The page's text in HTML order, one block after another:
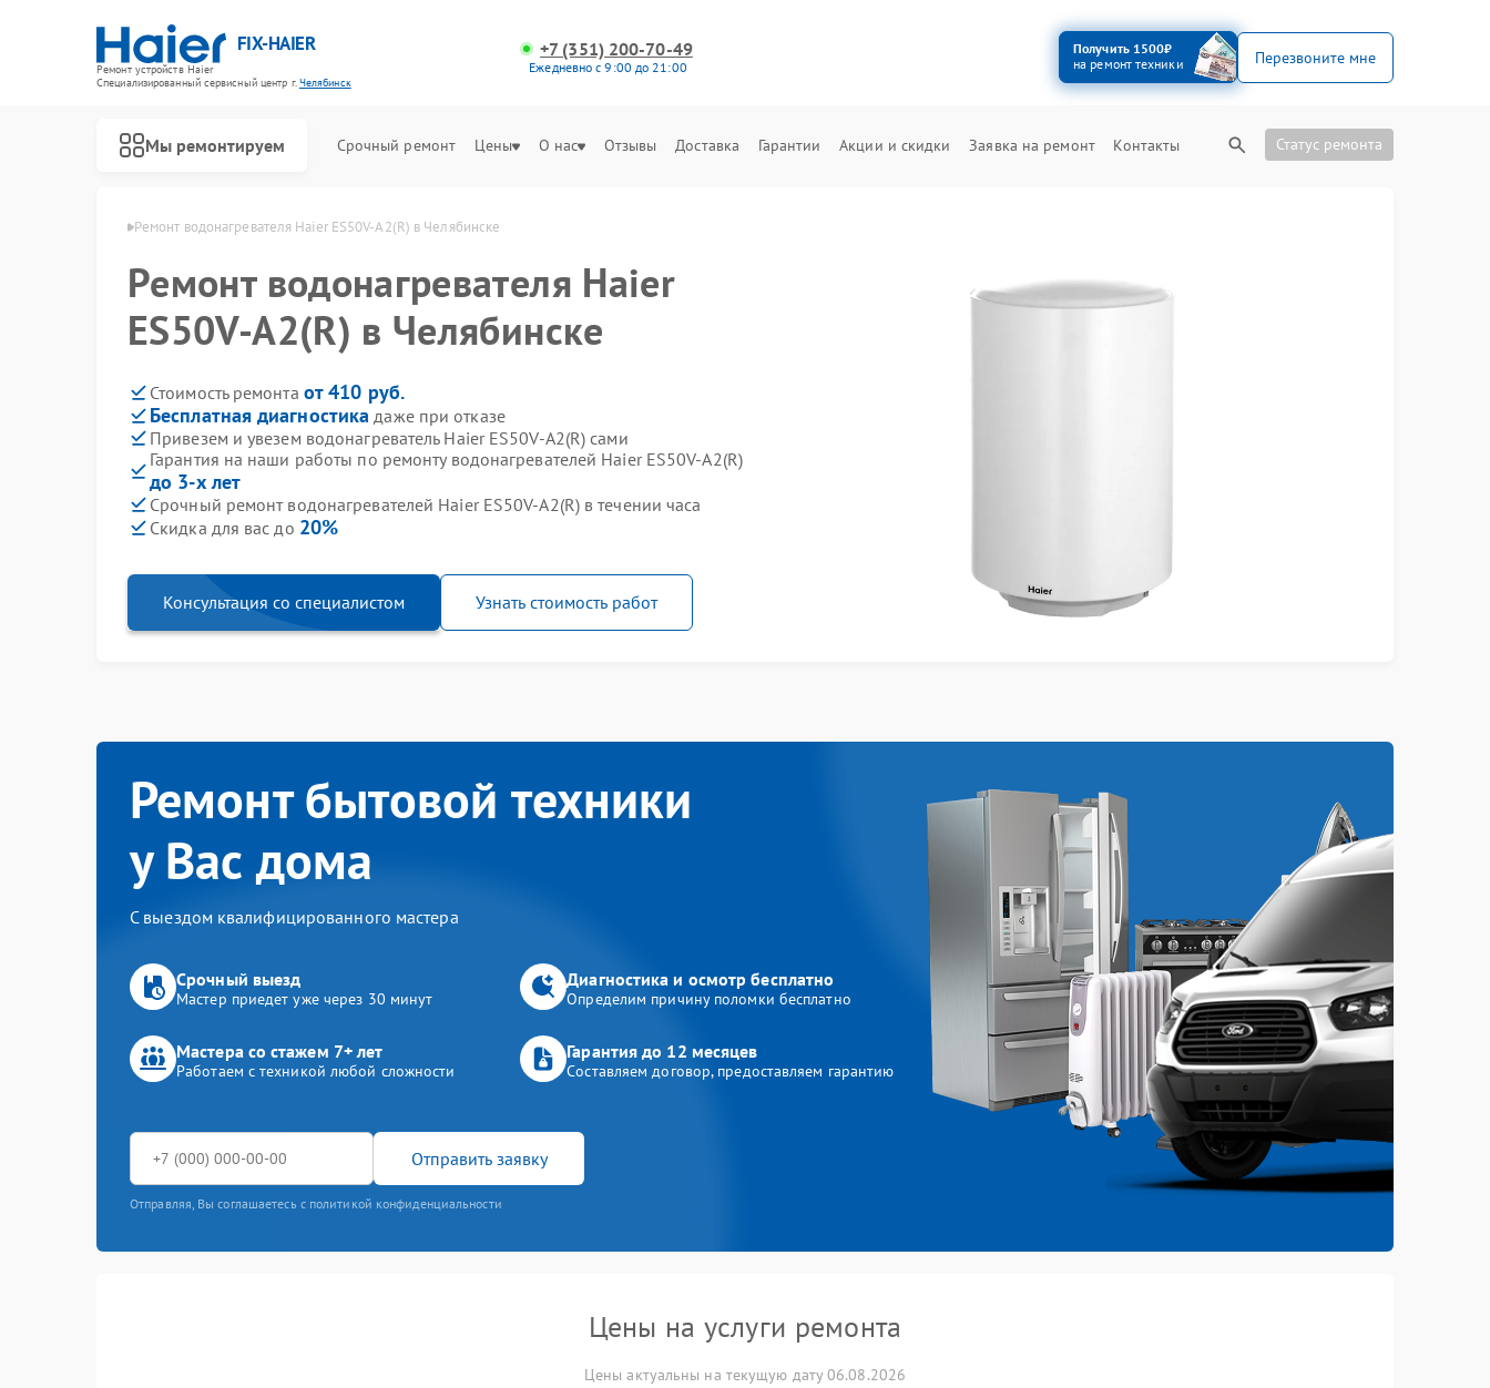
FIX-HAIER
Ремонт устройств Haier
Специализированный cервисный центр г.Челябинск
+7 (351) 200-70-49
Ежедневно с 9:00 до 21:00
Получить 1500₽
на ремонт техники
Перезвоните мне
Мы ремонтируем Срочный ремонт Цены О нас Отзывы Доставка Гарантии Акции и скидки Заявка на ремонт Контакты Статус ремонта
Ремонт водонагревателя Haier ES50V-A2(R) в Челябинске
Ремонт водонагревателя Haier
ES50V-A2(R) в Челябинске
Стоимость ремонта от 410 руб.
Бесплатная диагностика даже при отказе
Привезем и увезем водонагреватель Haier ES50V-A2(R) сами
Гарантия на наши работы по ремонту водонагревателей Haier ES50V-A2(R)
до 3-х лет
Срочный ремонт водонагревателей Haier ES50V-A2(R) в течении часа
Скидка для вас до 20%
Консультация со специалистом Узнать стоимость работ
Ремонт бытовой техники
у Вас дома
С выездом квалифицированного мастера
Срочный выезд
Мастер приедет уже через 30 минут
Диагностика и осмотр бесплатно
Определим причину поломки бесплатно
Мастера со стажем 7+ лет
Работаем с техникой любой сложности
Гарантия до 12 месяцев
Составляем договор, предоставляем гарантию
Отправить заявку
Отправляя, Вы соглашаетесь с политикой конфиденциальности
Цены на услуги ремонта
Цены актуальны на текущую дату 06.08.2026